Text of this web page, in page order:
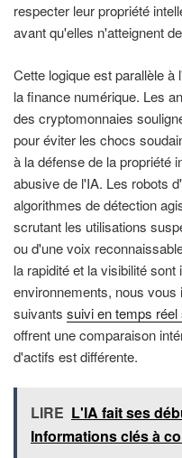
respecter leur propriété
avant qu'elles n'atteignent
Cette logique est parallèle
la finance numérique. Les
des cryptomonnaies
pour éviter les chocs
à la défense de la propriété
abusive de l'IA. Les robots
algorithmes de détection
scrutant les utilisations
ou d'une voix
la rapidité et la visibilité
environnements, nous
suivants suivi en temps
offrent une comparaison
d'actifs est différente.
LIRE L'IA fait ses
Informations clés à